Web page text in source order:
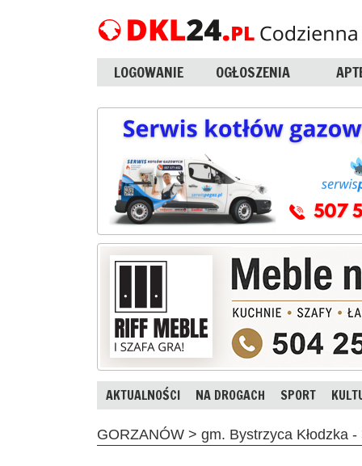
LOGOWANIE OGŁOSZENIA
AKTUALNOŚCI NA DROGACH SPORT
GORZANÓW > gm. Bystrzyca Kłodzka